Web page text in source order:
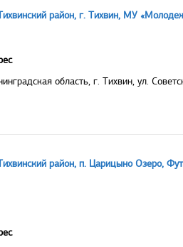
район, г. Тихвин, МУ
область, г. Тихвин, ул.
район, п. Царицыно Озеро,